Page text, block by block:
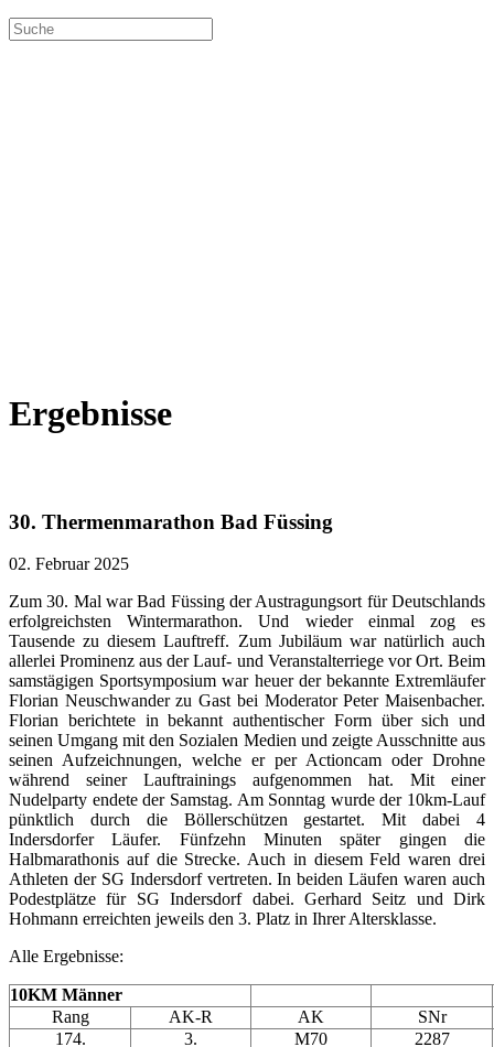
Ergebnisse
30. Thermenmarathon Bad Füssing
02. Februar 2025
Zum 30. Mal war Bad Füssing der Austragungsort für Deutschlands
erfolgreichsten Wintermarathon. Und wieder einmal zog es
Tausende zu diesem Lauftreff. Zum Jubiläum war natürlich auch
allerlei Prominenz aus der Lauf- und Veranstalterriege vor Ort. Beim
samstägigen Sportsymposium war heuer der bekannte Extremläufer
Florian Neuschwander zu Gast bei Moderator Peter Maisenbacher.
Florian berichtete in bekannt authentischer Form über sich und
seinen Umgang mit den Sozialen Medien und zeigte Ausschnitte aus
seinen Aufzeichnungen, welche er per Actioncam oder Drohne
während seiner Lauftrainings aufgenommen hat. Mit einer
Nudelparty endete der Samstag. Am Sonntag wurde der 10km-Lauf
pünktlich durch die Böllerschützen gestartet. Mit dabei 4
Indersdorfer Läufer. Fünfzehn Minuten später gingen die
Halbmarathonis auf die Strecke. Auch in diesem Feld waren drei
Athleten der SG Indersdorf vertreten. In beiden Läufen waren auch
Podestplätze für SG Indersdorf dabei. Gerhard Seitz und Dirk
Hohmann erreichten jeweils den 3. Platz in Ihrer Altersklasse.
Alle Ergebnisse:
10KM Männer
Rang
AK-R AK
SNr
174.
3. M70
2287